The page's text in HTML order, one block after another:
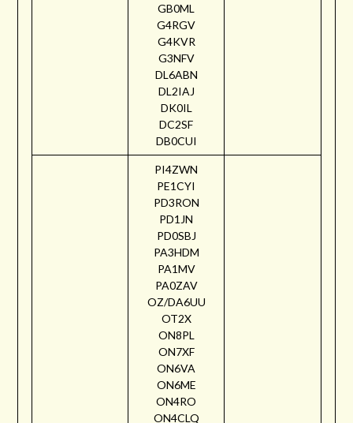
GB0ML
G4RGV
G4KVR
G3NFV
DL6ABN
DL2IAJ
DK0IL
DC2SF
DB0CUI
PI4ZWN
PE1CYI
PD3RON
PD1JN
PD0SBJ
PA3HDM
PA1MV
PA0ZAV
OZ/DA6UU
OT2X
ON8PL
ON7XF
ON6VA
ON6ME
ON4RO
ON4CLQ